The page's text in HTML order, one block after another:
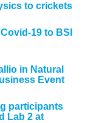
to crickets
19 to BSI
in Natural
Event
participants
Lab 2 at